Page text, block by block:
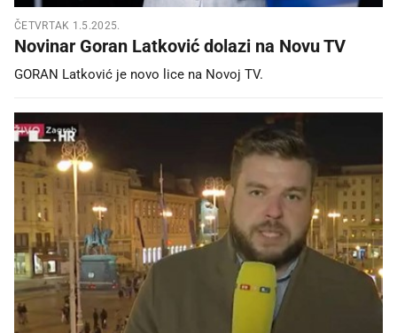
ČETVRTAK 1.5.2025.
Novinar Goran Latković dolazi na Novu TV
GORAN Latković je novo lice na Novoj TV.